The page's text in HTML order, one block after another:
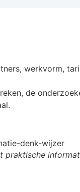
werkvorm,
de
praktische